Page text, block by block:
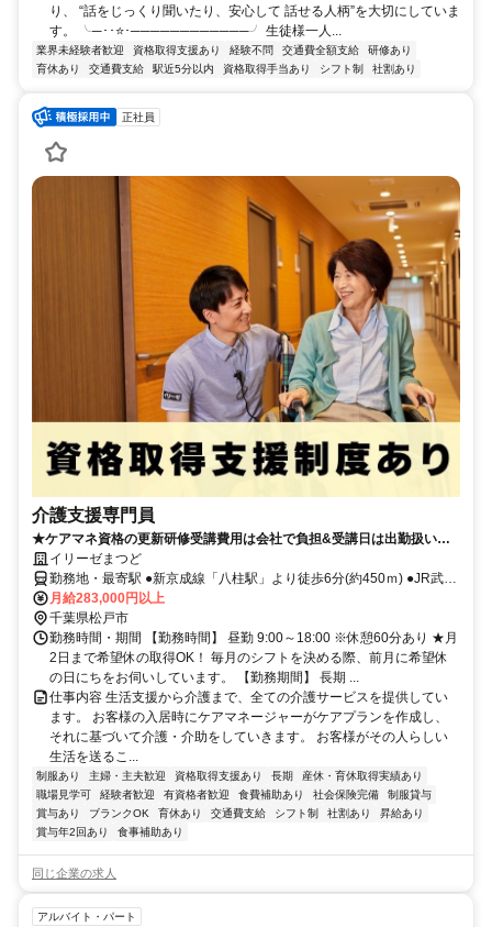
り、 “話をじっくり聞いたり、安心して 話せる人柄”を大切にしていま
す。 ╰─･･⭐･────────────╯ 生徒様一人...
業界未経験者歓迎 資格取得支援あり 経験不問 交通費全額支給
研修あり
育休あり
交通費支給 駅近5分以内 資格取得手当あり シフト制 社割あり
正社員
介護支援専門員
★ケアマネ資格の更新研修受講費用は会社で負担&受講日は出勤扱いと
なります！(規定あり)★
イリーゼまつど
勤務地・最寄駅 ●新京成線「八柱駅」より徒歩6分(約450ｍ) ●JR武蔵
野線「新八柱駅」より徒歩6分(約450ｍ) ※車通勤OK
月給283,000円以上
千葉県松戸市
勤務時間・期間 【勤務時間】 昼勤 9:00～18:00 ※休憩60分あり ★月
2日まで希望休の取得OK！ 毎月のシフトを決める際、前月に希望休
の日にちをお伺いしています。 【勤務期間】 長期 ...
仕事内容 生活支援から介護まで、全ての介護サービスを提供してい
ます。 お客様の入居時にケアマネージャーがケアプランを作成し、
それに基づいて介護・介助をしていきます。 お客様がその人らしい
生活を送るこ...
制服あり 主婦・主夫歓迎 資格取得支援あり 長期
産休・育休取得実績あり
職場見学可
経験者歓迎 有資格者歓迎 食費補助あり 社会保険完備
制服貸与
賞与あり
ブランクOK 育休あり 交通費支給 シフト制 社割あり
昇給あり
賞与年2回あり
食事補助あり
同じ企業の求人
アルバイト・パート